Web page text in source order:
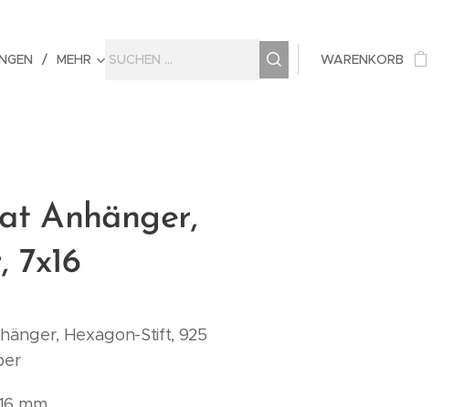
MEHR WARENKORB
Anhänger,
7x16
Hexagon-Stift, 925